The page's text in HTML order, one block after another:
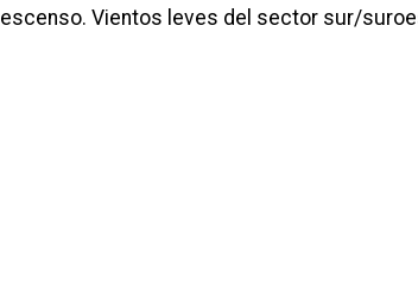
Vientos leves del sector sur/